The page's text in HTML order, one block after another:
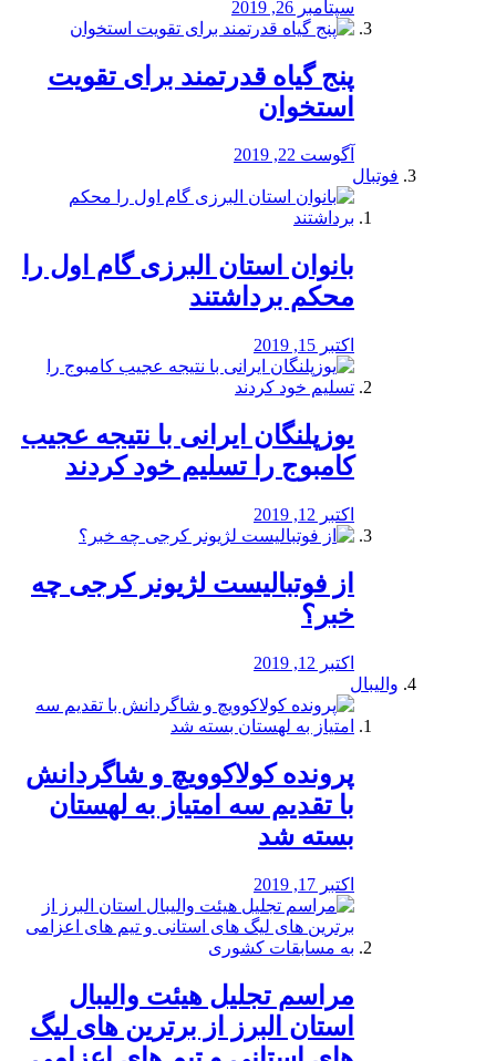
سپتامبر 26, 2019
پنج گیاه قدرتمند برای تقویت
استخوان
آگوست 22, 2019
فوتبال
بانوان استان البرزی گام اول را
محكم برداشتند
اکتبر 15, 2019
یوزپلنگان ایرانی با نتیجه عجیب
کامبوج را تسلیم خود کردند
اکتبر 12, 2019
از فوتبالیست لژیونر کرجی چه
خبر؟
اکتبر 12, 2019
والیبال
پرونده کولاکوویچ و شاگردانش
با تقدیم سه امتیاز به لهستان
بسته شد
اکتبر 17, 2019
مراسم تجلیل هیئت والیبال
استان البرز از برترین های لیگ